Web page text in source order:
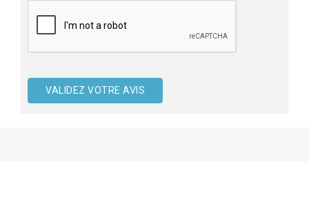
VALIDEZ VOTRE AVIS